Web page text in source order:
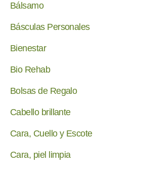
Bálsamo
Básculas Personales
Bienestar
Bio Rehab
Bolsas de Regalo
Cabello brillante
Cara, Cuello y Escote
Cara, piel limpia